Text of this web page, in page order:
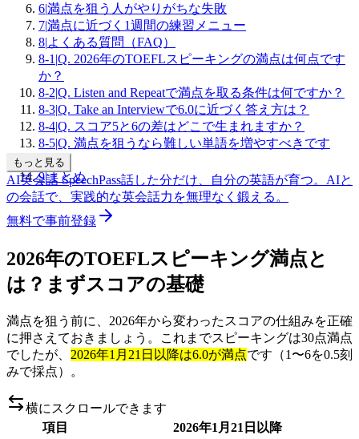
6|満点を狙う人がやりがちな失敗
7|満点に近づく1週間の練習メニュー
8|よくある質問（FAQ）
8-1 |Q. 2026年のTOEFLスピーキングの満点は何点です
か？
8-2|Q. Listen and Repeatで満点を取る条件は何ですか？
8-3|Q. Take an Interviewで6.0に近づく答え方は？
8-4|Q. スコア5と6の差はどこで生まれますか？
8-5|Q. 満点を狙うなら難しい単語を増やすべきです
か？
9|まとめ
もっと見る
AI英会話 SpeechPass話した分だけ、自分の英語が育つ。 AIと
の会話で、実践的な英会話力を無理なく鍛える。
無料で事前登録
2026年のTOEFLスピーキング満点と
は？まずスコアの基礎
満点を狙う前に、2026年から変わったスコアの仕組みを正確
に押さえておきましょう。これまでスピーキングは30点満点
でしたが、 2026年1月21日以降は6.0が満点です（1〜6を0.5刻
みで採点）。
横にスクロールできます
項目
2026年1月21日以降